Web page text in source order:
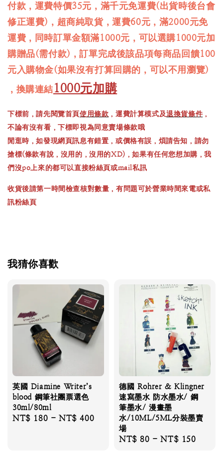
付款，運費特價35元，滿千元免運費(出貨時後台會
修正運費)，超商純取貨，運費60元，滿2000元免
運費，同時訂單金額滿1000元，可以選購1000元加
購贈品(需付款)，訂單完成後該品項每商品回饋100
元入購物金(如果沒有打算回購的，可以不用瀏覽)
，換購連結1000元加購
下標前，請先閱覽首頁使用條款 ，運費計算模式及退換貨條件 ，
不論有沒有看，下標即視為同意賣場條款哦
閒逛時，如發現網頁訊息有錯置，或價格有誤，煩請告知，請勿
搶標(條款有說，沒用的，沒用的XD)，如果有任何您想加購，我
們沒po上來的都可以直接粉絲頁或mail私訊
收貨後請第一時間檢查核對數量，有問題可於營業時間來電或私
訊粉絲頁
我猜你喜歡
英國 Diamine Writer’s
blood 鋼筆社團票選色
30ml/80ml
Regular
NT$ 180 -NT$ 400
德國 Rohrer & Klingner
速寫墨水 防水墨水/ 鋼
筆墨水/ 漫畫墨
水/10ML/5ML分裝墨賣
場
Regular
NT$ 80 -NT$ 150